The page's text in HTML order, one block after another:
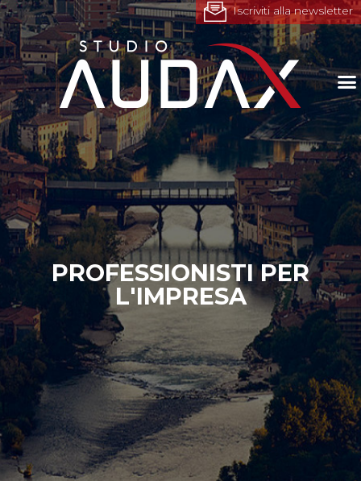
Iscriviti alla newsletter
PROFESSIONISTI PER
L'IMPRESA